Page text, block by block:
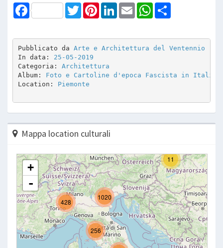
Facebook TwitterPinterestLinkedInEmail WhatsApp
Pubblicato da Arte e Architettura del Ventennio
In data: 25-05-2019
Categoria: Architettura
Album: Foto e Cartoline d'epoca Fascista in Italia
Location: Piemonte
Mappa location culturali